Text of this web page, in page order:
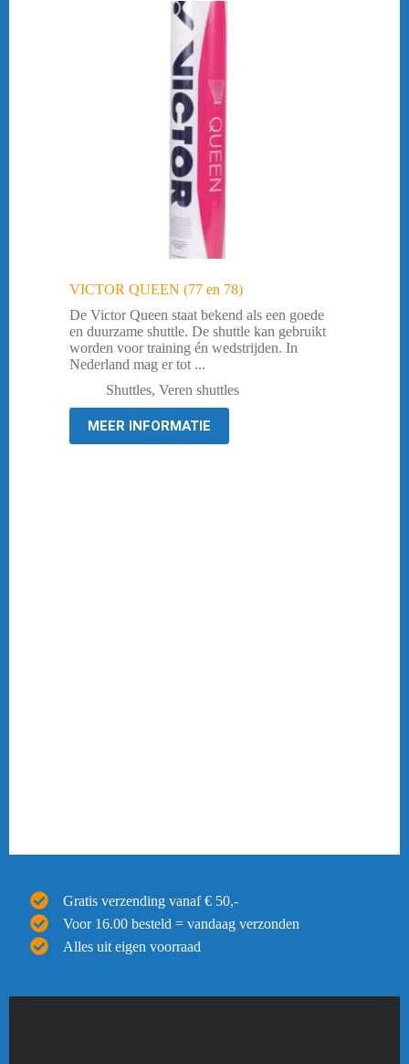
VICTOR QUEEN (77 en 78)
De Victor Queen staat bekend als een goede
en duurzame shuttle. De shuttle kan gebruikt
worden voor training én wedstrijden. In
Nederland mag er tot ...
Shuttles, Veren shuttles
MEER INFORMATIE
Gratis verzending vanaf € 50,-
Voor 16.00 besteld = vandaag verzonden
Alles uit eigen voorraad